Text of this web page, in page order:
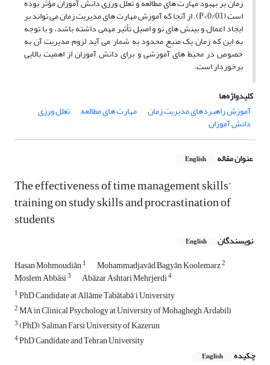
زمان بر بهبود مهارت های مطالعه و تعلل ورزی دانش آموزان مؤثر بوده
است (0/01>P). از آنجا که آموزش مهارت های مدیریت زمان می تواند بر
ایجاد اعمال و بینش های نو و اصیل تأثیر مهمی داشته باشد، و با توجه
به این که زمان یک منبع محدود به شمار می آید لزوم مدیریت آن به
خصوص در محیط های آموزشی و برای دانش آموزان از اهمیت بالایی
برخوردار است.
کلیدواژه‌ها
آموزش راهبردهای مدیریت زمان
مهارت های مطالعه تعلل ورزی
دانش آموزان
عنوان مقاله English
The effectiveness of time management skills’
training on study skills and procrastination of
students
نویسندگان English
Hasan Mohmoudiān1 Mohammadjavād Bagyān Koolemarz2
Moslem Abbāsi3 Abāzar Ashtari Mehrjerdi4
1PhD Candidate at Allāme Tabātabā’i University
2MA in Clinical Psychology at University of Mohaghegh Ardabili
3(PhD), Salman Farsi University of Kazerun
4PhD Candidate and Tehran University
چکیده
English